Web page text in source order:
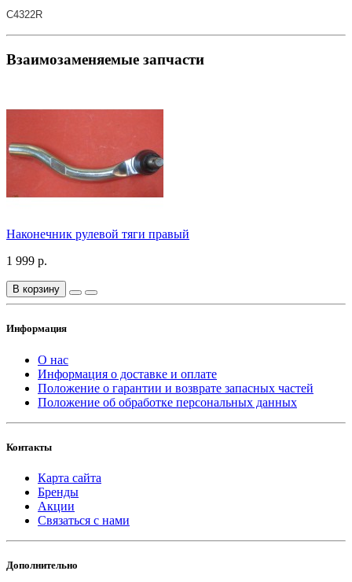
C4322R
Взаимозаменяемые запчасти
Наконечник рулевой тяги правый
1 999 р.
В корзину
Информация
О нас
Информация о доставке и оплате
Положение о гарантии и возврате запасных частей
Положение об обработке персональных данных
Контакты
Карта сайта
Бренды
Акции
Связаться с нами
Дополнительно